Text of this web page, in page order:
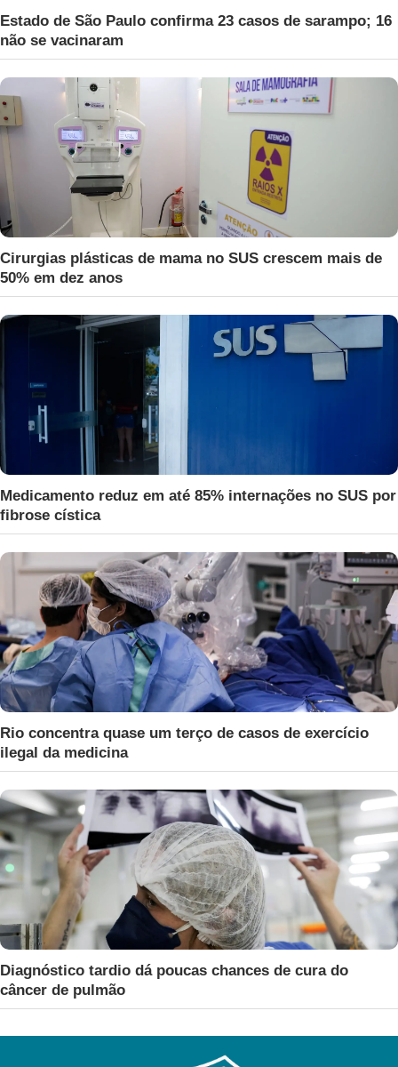
Estado de São Paulo confirma 23 casos de sarampo; 16
não se vacinaram
Cirurgias plásticas de mama no SUS crescem mais de
50% em dez anos
Medicamento reduz em até 85% internações no SUS por
fibrose cística
Rio concentra quase um terço de casos de exercício
ilegal da medicina
Diagnóstico tardio dá poucas chances de cura do
câncer de pulmão